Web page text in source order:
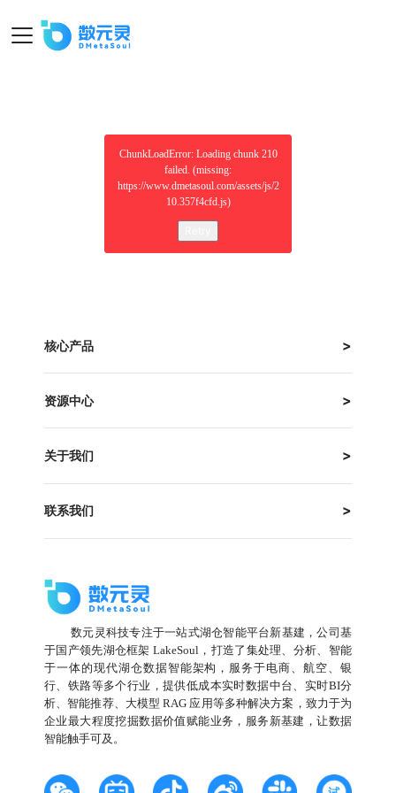
ChunkLoadError: Loading chunk 210
failed. (missing:
https://www.dmetasoul.com/assets/js/2
10.357f4cfd.js)
核心产品
资源中心
关于我们
联系我们
数元灵科技专注于一站式湖仓智能平台新基建，公司基
于国产领先湖仓框架 LakeSoul，打造了集处理、分析、智能
于一体的现代湖仓数据智能架构，服务于电商、航空、银
行、铁路等多个行业，提供低成本实时数据中台、实时BI分
析、智能推荐、大模型 RAG 应用等多种解决方案，致力于为
企业最大程度挖掘数据价值赋能业务，服务新基建，让数据
智能触手可及。